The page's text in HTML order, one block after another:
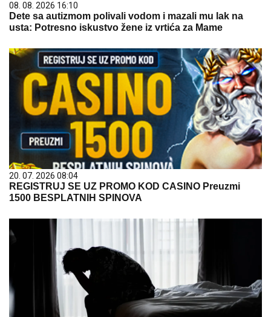
08. 08. 2026 16:10
Dete sa autizmom polivali vodom i mazali mu lak na
usta: Potresno iskustvo žene iz vrtića za Mame
20. 07. 2026 08:04
REGISTRUJ SE UZ PROMO KOD CASINO Preuzmi
1500 BESPLATNIH SPINOVA